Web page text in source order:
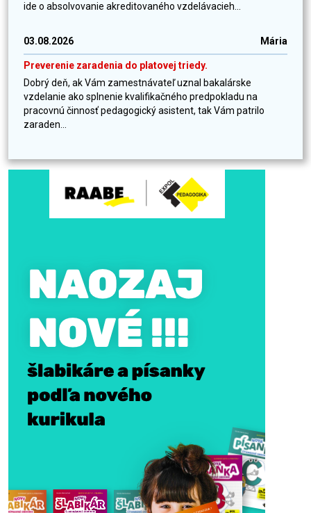
ide o absolvovanie akreditovaného vzdelávacieh...
03.08.2026 Mária
Preverenie zaradenia do platovej triedy.
Dobrý deň, ak Vám zamestnávateľ uznal bakalárske
vzdelanie ako splnenie kvalifikačného predpokladu na
pracovnú činnosť pedagogický asistent, tak Vám patrilo
zaraden...